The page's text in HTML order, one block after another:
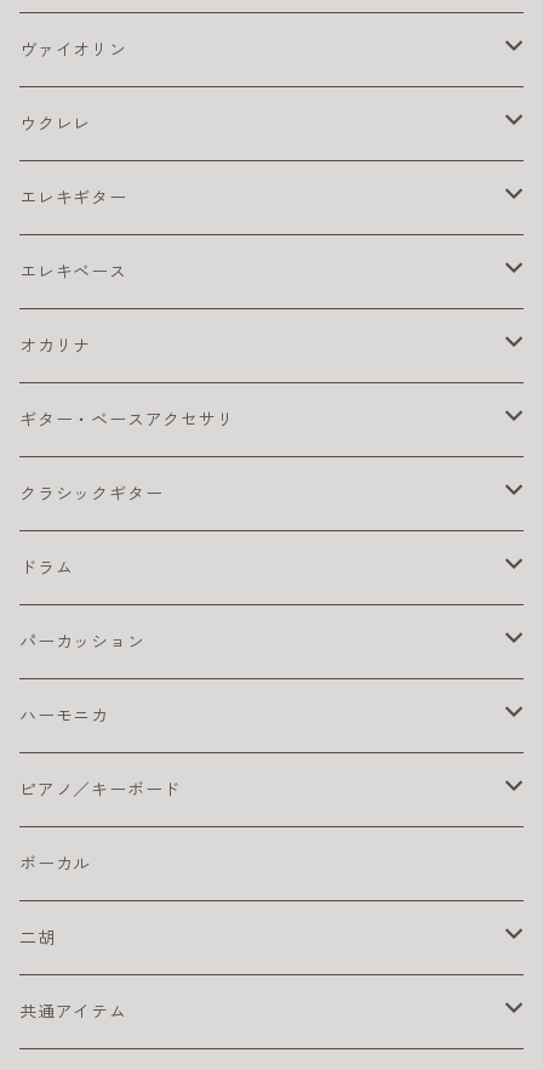
アコギ アクセサリ
アコギ チューナー
アコギ ピックアップ
楽器ケーブル
アコギ アンプ
アコギ 弦
アコギ弦 お買得パック
コーティング弦
アコギ本体
おとなにおすすめのアコギ
ライブにおすすめのアコギ
ヴァイオリン
バイオリン弦
4/4
松脂
ウクレレ
ウクレレ アクセサリ
ウクレレ チューナー
ウクレレ ピックアップ
ウクレレベース
コンサート・ウクレレ
ウクレレ初心者セット
ライブにおすすめのウクレレ
ソプラノ ウクレレ
プレゼント向きのウクレレ
初心者セット／ソプラノウクレレ
テナー・ウクレレ
エレキギター
エレキ アクセサリ
カポ
ギター チューナー
エレキ アンプ
エレキ エフェクター
エレキギター弦
エレキ弦 お買得パック
エレキギター本体
おとなにオススメのエレキギター
こどもにオススメのエレキギター
エレキベース
ベース アクセサリ
クリーナー・ワックス
その他
ベース エフェクター
ベース 弦
ベースアンプ
練習用ベースアンプ
ベース本体
ライブにおすすめのベース
初心者におすすめのベース
オカリナ
アルト
初心者におすすめのオカリナ（アルト）
ソプラノ
初心者におすすめのオカリナ
テナー
ギター・ベースアクセサリ
カポタスト
ギターチューナー
クリーナー・ワックス
ストラップ
その他
ヘッドフォン
ピック
ピックアップ
楽器ケーブル
クラシックギター
クラシック アクセサリ
ギター チューナー
クラシックギター ピックアップ
クラシックギター弦
コーティング弦
クラシックギター本体
おとなにおすすめのクラシックギター
こどもにオススメのクラシックギター
ドラム
ドラム アクセサリ
その他
ドラムセット
おすすめのドラムセット
ドラム・アクセサリー
電子ドラム用アンプ
ドラムスティック
パーカッション
初心者におすすめ
カホン本体
カリンバ
ハーモニカ
テンホールズ（ブルースハープ）
スズキ
複音ハーモニカ
スズキ
ピアノ／キーボード
電子ピアノ／キーボード
キーボードアンプ
初心者におすすめのキーボード
ボーカル
二胡
二胡セット
共通アイテム